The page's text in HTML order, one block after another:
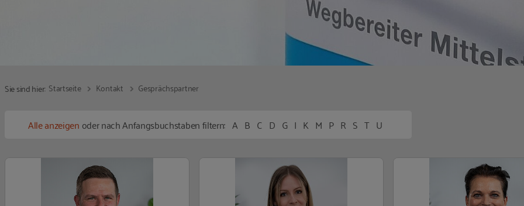
Sie sind hier: Startseite Kontakt Gesprächspartner
Alle anzeigen oder nach Anfangsbuchstaben filtern: A B C D G I K M P R S T U